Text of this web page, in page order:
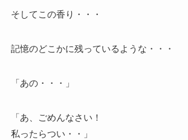
そしてこの香り・・・
記憶のどこかに残っているような・・・
「あの・・・」
「あ、ごめんなさい！
私ったらつい・・」